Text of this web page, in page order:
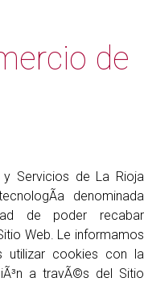
de
y Servicios de La Rioja
denominada
de poder recabar
Web. Le informamos
utilizar cookies con la
a travÃ©s del Sitio